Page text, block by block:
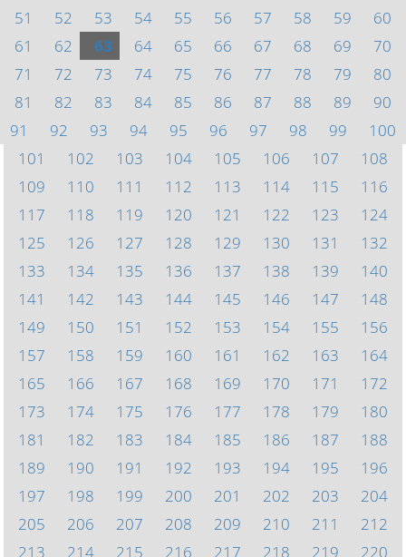
51
52 53 54 55 56 57 58 59
60
61
62 63 64 65 66 67 68 69
70
71
72 73 74 75 76 77 78 79
80
81
82 83 84 85 86 87 88 89
90
91
92 93 94 95 96 97 98 99
100
101
102 103 104 105 106 107
108
109
110 111 112 113 114 115
116
117
118 119 120 121 122 123
124
125
126 127 128 129 130 131
132
133
134 135 136 137 138 139
140
141
142 143 144 145 146 147
148
149
150 151 152 153 154 155
156
157
158 159 160 161 162 163
164
165
166 167 168 169 170 171
172
173
174 175 176 177 178 179
180
181
182 183 184 185 186 187
188
189
190 191 192 193 194 195
196
197
198 199 200 201 202 203
204
205
206 207 208 209 210 211
212
213
214 215 216 217 218 219 220